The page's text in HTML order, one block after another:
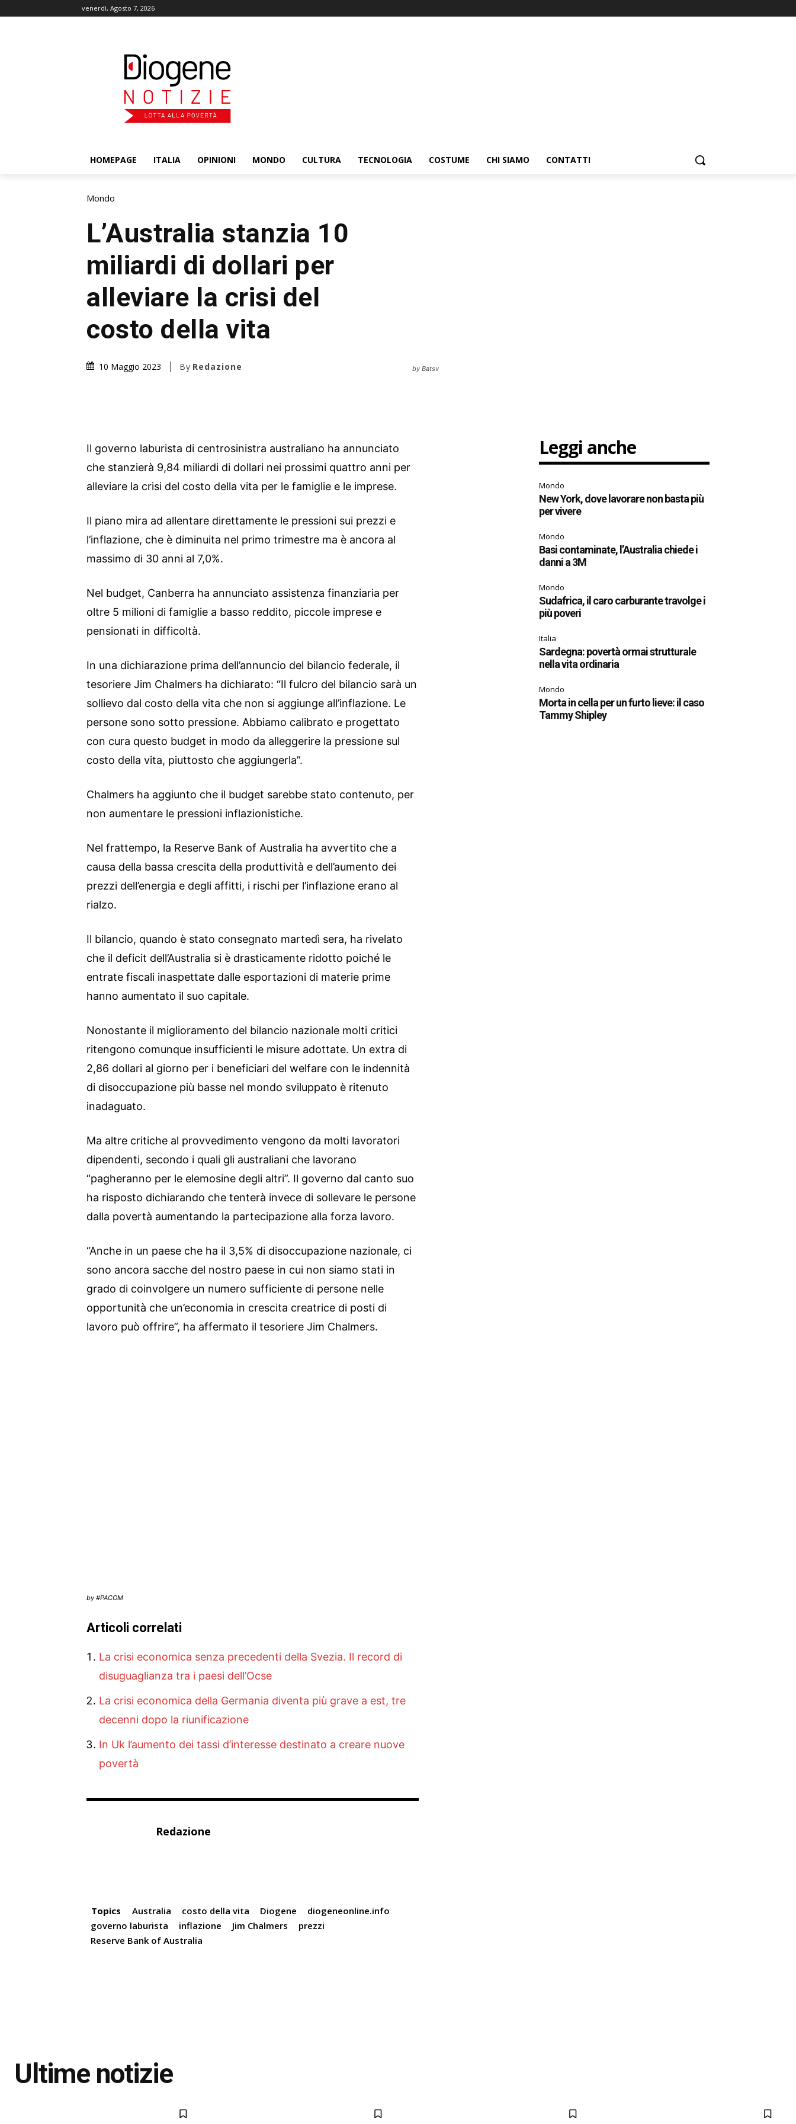
venerdì, Agosto 7, 2026
HOMEPAGE ITALIA OPINIONI MONDO CULTURA TECNOLOGIA COSTUME CHI SIAMO CONTATTI
Mondo
L’Australia stanzia 10
miliardi di dollari per
alleviare la crisi del
costo della vita
10 Maggio 2023 By Redazione by Batsv
Il governo laburista di centrosinistra australiano ha annunciato
che stanzierà 9,84 miliardi di dollari nei prossimi quattro anni per
alleviare la crisi del costo della vita per le famiglie e le imprese.
Il piano mira ad allentare direttamente le pressioni sui prezzi e
l’inflazione, che è diminuita nel primo trimestre ma è ancora al
massimo di 30 anni al 7,0%.
Nel budget, Canberra ha annunciato assistenza finanziaria per
oltre 5 milioni di famiglie a basso reddito, piccole imprese e
pensionati in difficoltà.
In una dichiarazione prima dell’annuncio del bilancio federale, il
tesoriere Jim Chalmers ha dichiarato: “Il fulcro del bilancio sarà un
sollievo dal costo della vita che non si aggiunge all’inflazione. Le
persone sono sotto pressione. Abbiamo calibrato e progettato
con cura questo budget in modo da alleggerire la pressione sul
costo della vita, piuttosto che aggiungerla”.
Chalmers ha aggiunto che il budget sarebbe stato contenuto, per
non aumentare le pressioni inflazionistiche.
Nel frattempo, la Reserve Bank of Australia ha avvertito che a
causa della bassa crescita della produttività e dell’aumento dei
prezzi dell’energia e degli affitti, i rischi per l’inflazione erano al
rialzo.
Il bilancio, quando è stato consegnato martedì sera, ha rivelato
che il deficit dell’Australia si è drasticamente ridotto poiché le
entrate fiscali inaspettate dalle esportazioni di materie prime
hanno aumentato il suo capitale.
Nonostante il miglioramento del bilancio nazionale molti critici
ritengono comunque insufficienti le misure adottate. Un extra di
2,86 dollari al giorno per i beneficiari del welfare con le indennità
di disoccupazione più basse nel mondo sviluppato è ritenuto
inadaguato.
Ma altre critiche al provvedimento vengono da molti lavoratori
dipendenti, secondo i quali gli australiani che lavorano
“pagheranno per le elemosine degli altri”. Il governo dal canto suo
ha risposto dichiarando che tenterà invece di sollevare le persone
dalla povertà aumentando la partecipazione alla forza lavoro.
“Anche in un paese che ha il 3,5% di disoccupazione nazionale, ci
sono ancora sacche del nostro paese in cui non siamo stati in
grado di coinvolgere un numero sufficiente di persone nelle
opportunità che un’economia in crescita creatrice di posti di
lavoro può offrire”, ha affermato il tesoriere Jim Chalmers.
by #PACOM
Articoli correlati
La crisi economica senza precedenti della Svezia. Il record di
disuguaglianza tra i paesi dell’Ocse
La crisi economica della Germania diventa più grave a est, tre
decenni dopo la riunificazione
In Uk l’aumento dei tassi d’interesse destinato a creare nuove
povertà
Redazione
Topics Australia costo della vita Diogene
diogeneonline.info
governo laburista
inflazione Jim Chalmers
prezzi
Reserve Bank of Australia
Leggi anche
Mondo
New York, dove lavorare non basta più
per vivere
Mondo
Basi contaminate, l’Australia chiede i
danni a 3M
Mondo
Sudafrica, il caro carburante travolge i
più poveri
Italia
Sardegna: povertà ormai strutturale
nella vita ordinaria
Mondo
Morta in cella per un furto lieve: il caso
Tammy Shipley
Ultime notizie